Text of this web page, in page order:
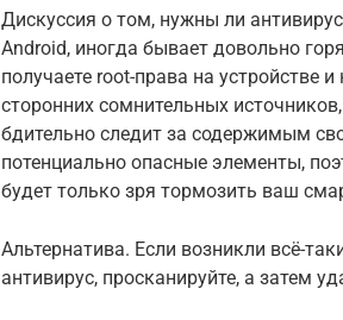
Дискуссия о том, нужны ли
Android, иногда бывает довольно
получаете root-права на устройстве
сторонних сомнительных
бдительно следит за содержимым
потенциально опасные элементы,
будет только зря тормозить ваш
Альтернатива. Если возникли всё-
антивирус, просканируйте, а затем